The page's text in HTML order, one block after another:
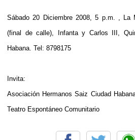
Sábado 20 Diciembre 2008, 5 p.m. , La
(final de calle), Infanta y Carlos III,
Habana. Tel: 8798175
Invita:
Asociación Hermanos Saiz Ciudad
Teatro Espontáneo Comunitario